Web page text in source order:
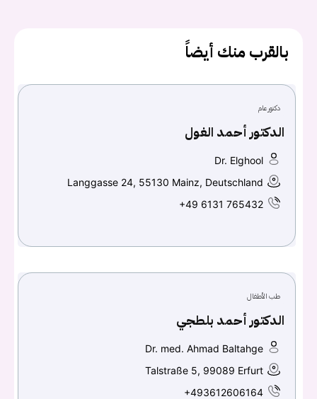
يجب عليك تسجيل الدخول حتى يمكنك طرح سؤال.
Facebook
Continue withGoogle
بالقرب منك أيضاً
دكتور عام
الدكتور أحمد الغول
Dr. Elghool
Langgasse 24, 55130 Mainz, Deutschland
+49 6131 765432
طب الأطفال
الدكتور أحمد بلطجي
Dr. med. Ahmad Baltahge
Talstraße 5, 99089 Erfurt
+493612606164